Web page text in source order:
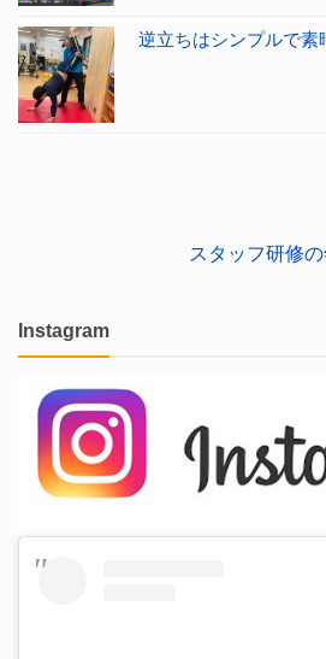
逆立ちはシンプルで素
スタッフ研修
Instagram